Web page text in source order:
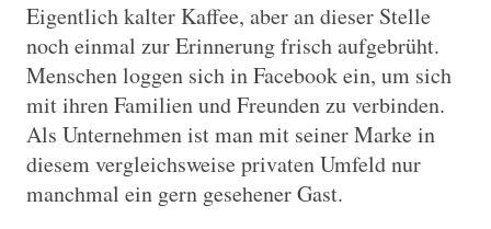
Eigentlich kalter Kaffee, aber an dieser Stelle
noch einmal zur Erinnerung frisch aufgebrüht.
Menschen loggen sich in Facebook ein, um sich
mit ihren Familien und Freunden zu verbinden.
Als Unternehmen ist man mit seiner Marke in
diesem vergleichsweise privaten Umfeld nur
manchmal ein gern gesehener Gast.